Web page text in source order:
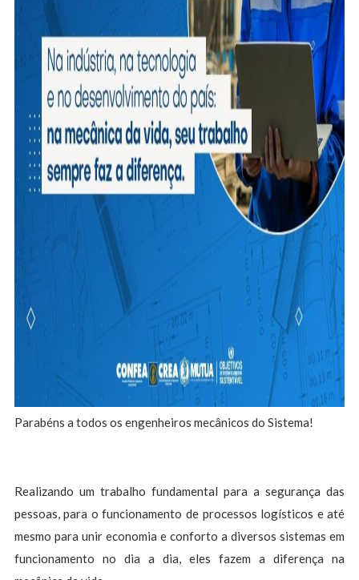
Parabéns a todos os engenheiros mecânicos do Sistema!
Realizando um trabalho fundamental para a segurança das
pessoas, para o funcionamento de processos logísticos e até
mesmo para unir economia e conforto a diversos sistemas em
funcionamento no dia a dia, eles fazem a diferença na